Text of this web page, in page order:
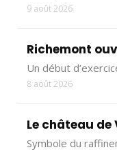
9 août 2026
Richemont
Un début
8 août 2026
Le château de
Symbole du